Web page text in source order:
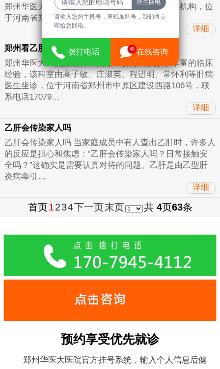
郑州华医大医院肝病科作为专注肝病诊疗的专科机构，位
于河南省郑…
详细
郑州看乙肝比较好的医生
郑州华医大医院肝病科在治疗乙肝方面积累了丰富的临床
经验，该科室由高子敏、庄淑英、程进明、常怀利等肝病
医生坐诊，位于河南省郑州市中原区建设西路106号，联
系电话17079…
详细
乙肝会传染家人吗
乙肝会传染家人吗 当家庭成员中有人查出乙肝时，许多人
的反应是担心和焦虑：“乙肝会传染家人吗？日常接触安
全吗？”这确实是需要认真对待的问题。乙肝是由乙型肝
炎病毒引…
详细
首页1234下一页末页 共 4页63条
预约享受优先就诊
郑州华医大医院官方挂号系统，输入个人信息后健
请输入您的手机号，座机加区号，我们将立
即给您回电。
拨打电话 48 在线咨询